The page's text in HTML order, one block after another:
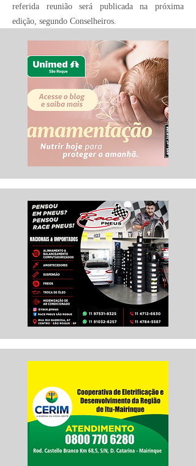
referida reunião será publicada na próxima
edição, segundo Conselheiros.